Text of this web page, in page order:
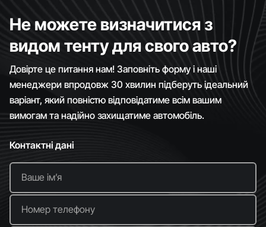
Не можете визначитися з
видом тенту для свого авто?
Довірте це питання нам! Заповніть форму і наші
менеджери впродовж 30 хвилин підберуть ідеальний
варіант, який повністю відповідатиме всім вашим
вимогам та надійно захищатиме автомобіль.
Контактні дані
Ваше імʼя
Номер телефону